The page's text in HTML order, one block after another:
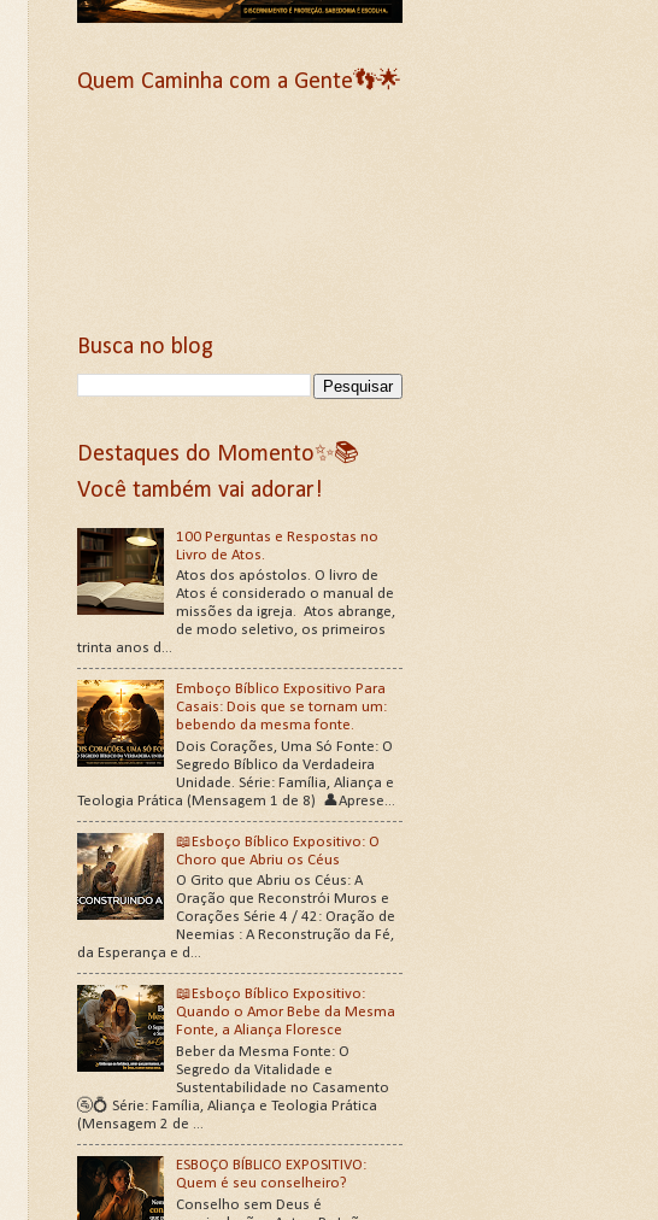
Quem Caminha com a Gente👣🌟
Busca no blog
Destaques do Momento✨📚
Você também vai adorar!
100 Perguntas e Respostas no
Livro de Atos.
Atos dos apóstolos. O livro de
Atos é considerado o manual de
missões da igreja. Atos abrange,
de modo seletivo, os primeiros
trinta anos d...
Emboço Bíblico Expositivo Para
Casais: Dois que se tornam um:
bebendo da mesma fonte.
Dois Corações, Uma Só Fonte: O
Segredo Bíblico da Verdadeira
Unidade. Série: Família, Aliança e
Teologia Prática (Mensagem 1 de 8) 👤Aprese...
📖Esboço Bíblico Expositivo: O
Choro que Abriu os Céus
O Grito que Abriu os Céus: A
Oração que Reconstrói Muros e
Corações Série 4 / 42: Oração de
Neemias : A Reconstrução da Fé,
da Esperança e d...
📖Esboço Bíblico Expositivo:
Quando o Amor Bebe da Mesma
Fonte, a Aliança Floresce
Beber da Mesma Fonte: O
Segredo da Vitalidade e
Sustentabilidade no Casamento
🚰💍 Série: Família, Aliança e Teologia Prática
(Mensagem 2 de ...
ESBOÇO BÍBLICO EXPOSITIVO:
Quem é seu conselheiro?
Conselho sem Deus é